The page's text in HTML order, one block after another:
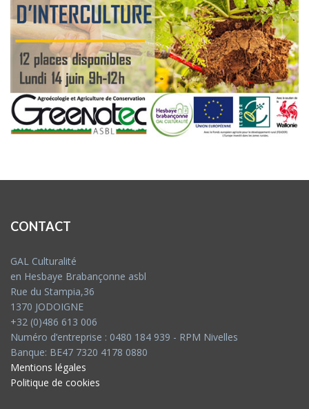
CONTACT
GAL Culturalité
en Hesbaye Brabançonne asbl
Rue du Stampia,36
1370 JODOIGNE
+32 (0)486 613 006
Numéro d’entreprise : 0480 184 939 - RPM Nivelles
Banque: BE47 7320 4178 0880
Mentions légales
Politique de cookies